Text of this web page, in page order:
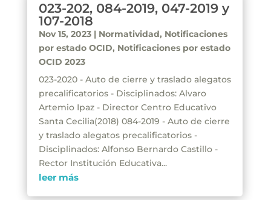
023-202, 084-2019, 047-2019 y
107-2018
Nov 15, 2023| Normatividad, Notificaciones
por estado OCID, Notificaciones por estado
OCID 2023
023-2020 - Auto de cierre y traslado alegatos
precalificatorios - Disciplinados: Alvaro
Artemio Ipaz - Director Centro Educativo
Santa Cecilia(2018) 084-2019 - Auto de cierre
y traslado alegatos precalificatorios -
Disciplinados: Alfonso Bernardo Castillo -
Rector Institución Educativa...
leer más